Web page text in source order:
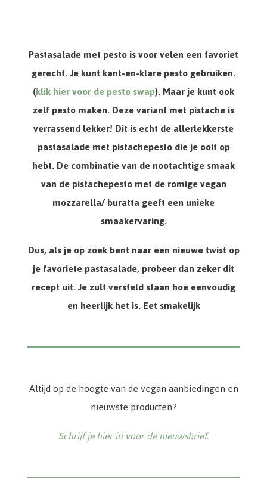
Pastasalade met pesto is voor velen een favoriet
gerecht. Je kunt kant-en-klare pesto gebruiken.
(klik hier voor de pesto swap). Maar je kunt ook
zelf pesto maken. Deze variant met pistache is
verrassend lekker! Dit is echt de allerlekkerste
pastasalade met pistachepesto die je ooit op
hebt. De combinatie van de nootachtige smaak
van de pistachepesto met de romige vegan
mozzarella/ buratta geeft een unieke
smaakervaring.
Dus, als je op zoek bent naar een nieuwe twist op
je favoriete pastasalade, probeer dan zeker dit
recept uit. Je zult versteld staan hoe eenvoudig
en heerlijk het is. Eet smakelijk
Altijd op de hoogte van de vegan aanbiedingen en
nieuwste producten?
Schrijf je hier in voor de nieuwsbrief.